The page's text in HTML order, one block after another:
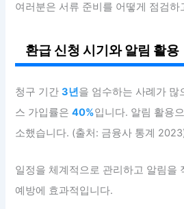
여러분은 서류 준비를 어떻게 점검하
환급 신청 시기와 알림 활용
청구 기간3년을 엄수하는 사례가 많
스 가입률은40%입니다. 알림 활용
소했습니다. (출처: 금융사 통계
일정을 체계적으로 관리하고 알림을
예방에 효과적입니다.